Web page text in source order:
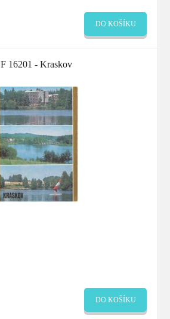
DO KOŠÍKU
F 16201 - Kraskov
DO KOŠÍKU